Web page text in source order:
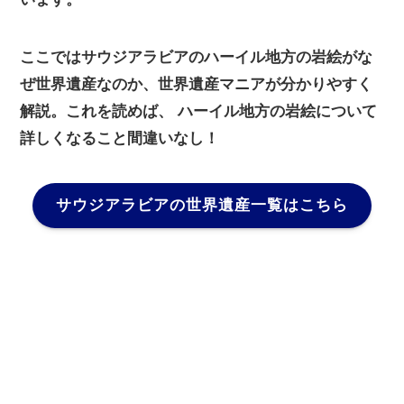
ここではサウジアラビアのハーイル地方の岩絵がな
ぜ世界遺産なのか、世界遺産マニアが分かりやすく
解説。これを読めば、 ハーイル地方の岩絵について
詳しくなること間違いなし！
サウジアラビアの世界遺産一覧はこちら